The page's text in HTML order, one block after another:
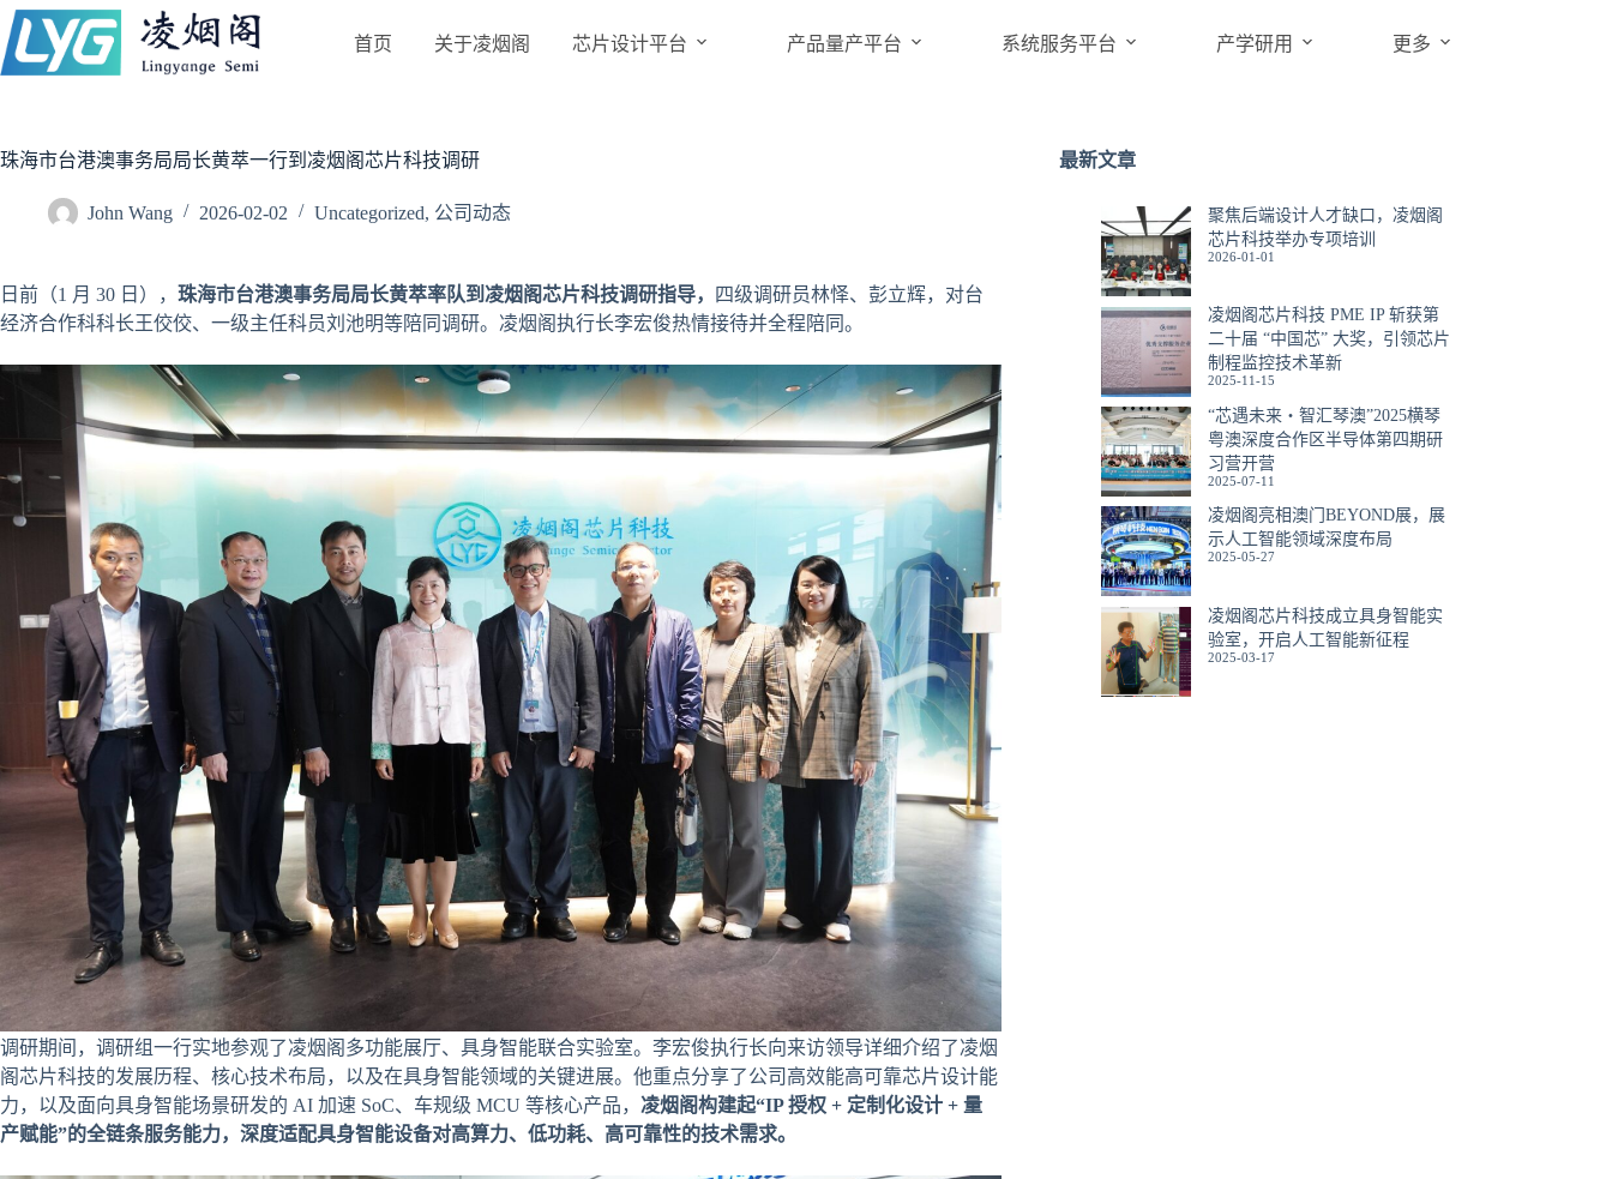
跳
过
内
首页 关于凌烟阁 芯片设计平台 产品量产平台 系统服务平台 产学研用 更多
珠海市台港澳事务局局长黄萃一行到凌烟阁芯片科技调研
John Wang 2026-02-02 Uncategorized, 公司动态
日前（1 月 30 日）， 珠海市台港澳事务局局长黄萃率队到凌烟阁芯片科技调研指导，
四级调研员林怿、彭立辉，对台
经济合作科科长王佼佼、一级主任科员刘池明等陪同调研。凌烟阁执行长李宏俊热情接待并全程陪同。
调研期间，调研组一行实地参观了凌烟阁多功能展厅、具身智能联合实验室。李宏俊执行长向来访领导详细介绍了凌烟
阁芯片科技的发展历程、核心技术布局，以及在具身智能领域的关键进展。他重点分享了公司高效能高可靠芯片设计能
力，以及面向具身智能场景研发的 AI 加速 SoC、车规级 MCU 等核心产品， 凌烟阁构建起“IP 授权 + 定制化设计 + 量
产赋能”的全链条服务能力，深度适配具身智能设备对高算力、低功耗、高可靠性的技术需求。
最新文章
聚焦后端设计人才缺口，凌烟阁
芯片科技举办专项培训
2026-01-01
凌烟阁芯片科技 PME IP 斩获第
二十届 “中国芯” 大奖，引领芯片
制程监控技术革新
2025-11-15
“芯遇未来・智汇琴澳”2025横琴
粤澳深度合作区半导体第四期研
习营开营
2025-07-11
凌烟阁亮相澳门BEYOND展，展
示人工智能领域深度布局
2025-05-27
凌烟阁芯片科技成立具身智能实
验室，开启人工智能新征程
2025-03-17